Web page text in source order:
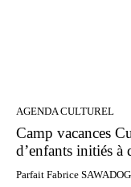
AGENDA CULTUREL
Camp vacances
d’enfants initiés à
Parfait Fabrice